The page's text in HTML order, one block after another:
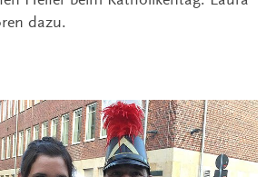
dazu.